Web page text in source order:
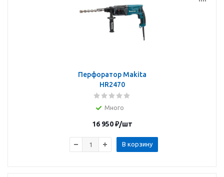
Перфоратор Makita
HR2470
Много
16 950₽/шт
В корзину